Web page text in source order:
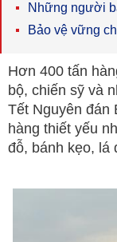
Những người
Bảo vệ vững
Hơn 400 tấn
bộ, chiến sỹ và
Tết Nguyên đán
hàng thiết yếu
đỗ, bánh kẹo,